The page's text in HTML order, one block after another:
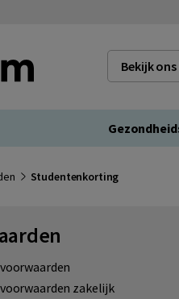
Bekijk
Studentenkorting
zakelijk